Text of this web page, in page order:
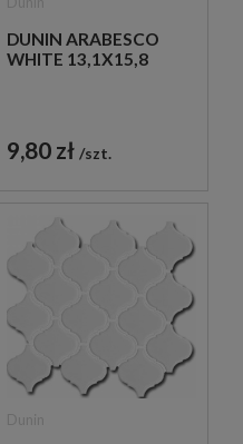
DUNIN ARABESCO
WHITE 13,1X15,8
9,80 zł szt.